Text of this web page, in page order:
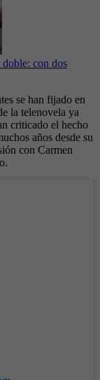
con dos
se han fijado en
la telenovela ya
criticado el hecho
años desde su
con Carmen